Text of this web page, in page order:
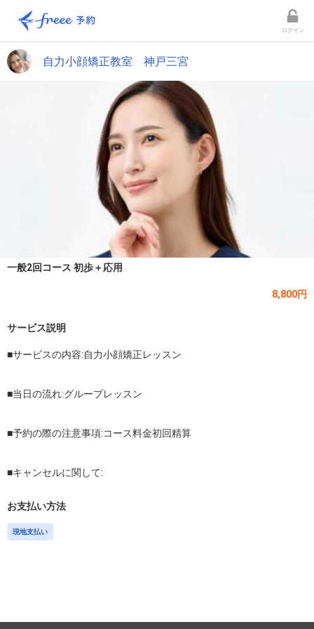
ログイン
自力小顔矯正教室 神戸三宮
一般2回コース 初歩＋応用
8,800円
サービス説明
■サービスの内容:自力小顔矯正レッスン
■当日の流れ:グループレッスン
■予約の際の注意事項:コース料金初回精算
■キャンセルに関して:
お支払い方法
現地支払い